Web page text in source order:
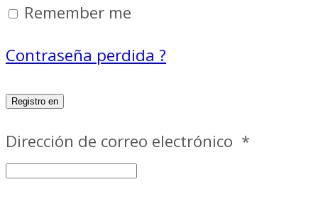
Remember me
Contraseña perdida ?
Registro en
Dirección de correo electrónico *